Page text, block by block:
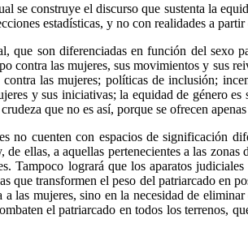
se construye el discurso que sustenta la
estadísticas, y no con realidades a
que son diferenciadas en función del
contra las mujeres, sus movimientos y sus
las mujeres; políticas de inclusión;
y sus iniciativas; la equidad de género
que no es así, porque se ofrecen
no cuenten con espacios de significación
de ellas, a aquellas pertenecientes a las
Tampoco logrará que los aparatos
que transformen el peso del patriarcado en
las mujeres, sino en la necesidad de
el patriarcado en todos los terrenos,